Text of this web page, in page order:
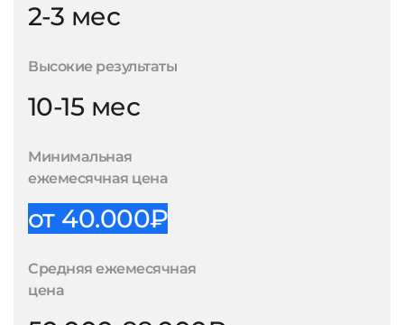
2-3 мес
Высокие результаты
10-15 мес
Минимальная
ежемесячная цена
от 40.000₽
Средняя ежемесячная
цена